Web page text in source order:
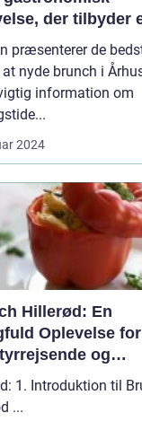
der tilbyder
udvalg af lækre
der passer til
og frokost
præsenterer de
nyde brunch i
information om
2024
Hillerød: En
Oplevelse for
og
1. Introduktion til
Hillerød ...